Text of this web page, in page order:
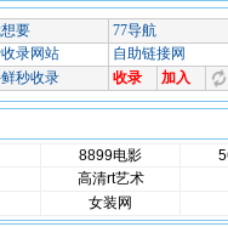
8899电影
高清rt艺术
女装网